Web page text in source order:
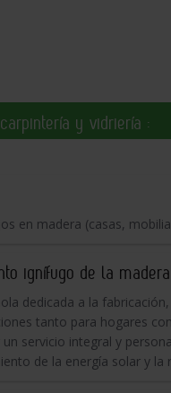
y vidriería :
en madera (casas,
ignífugo de la madera
dedicada a la
tanto para hogares
servicio integral y
de la energía solar y